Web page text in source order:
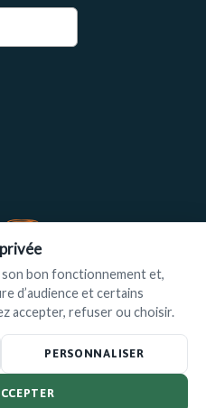
bon fonctionnement et,
d’audience et certains
accepter, refuser ou choisir.
PERSONNALISER